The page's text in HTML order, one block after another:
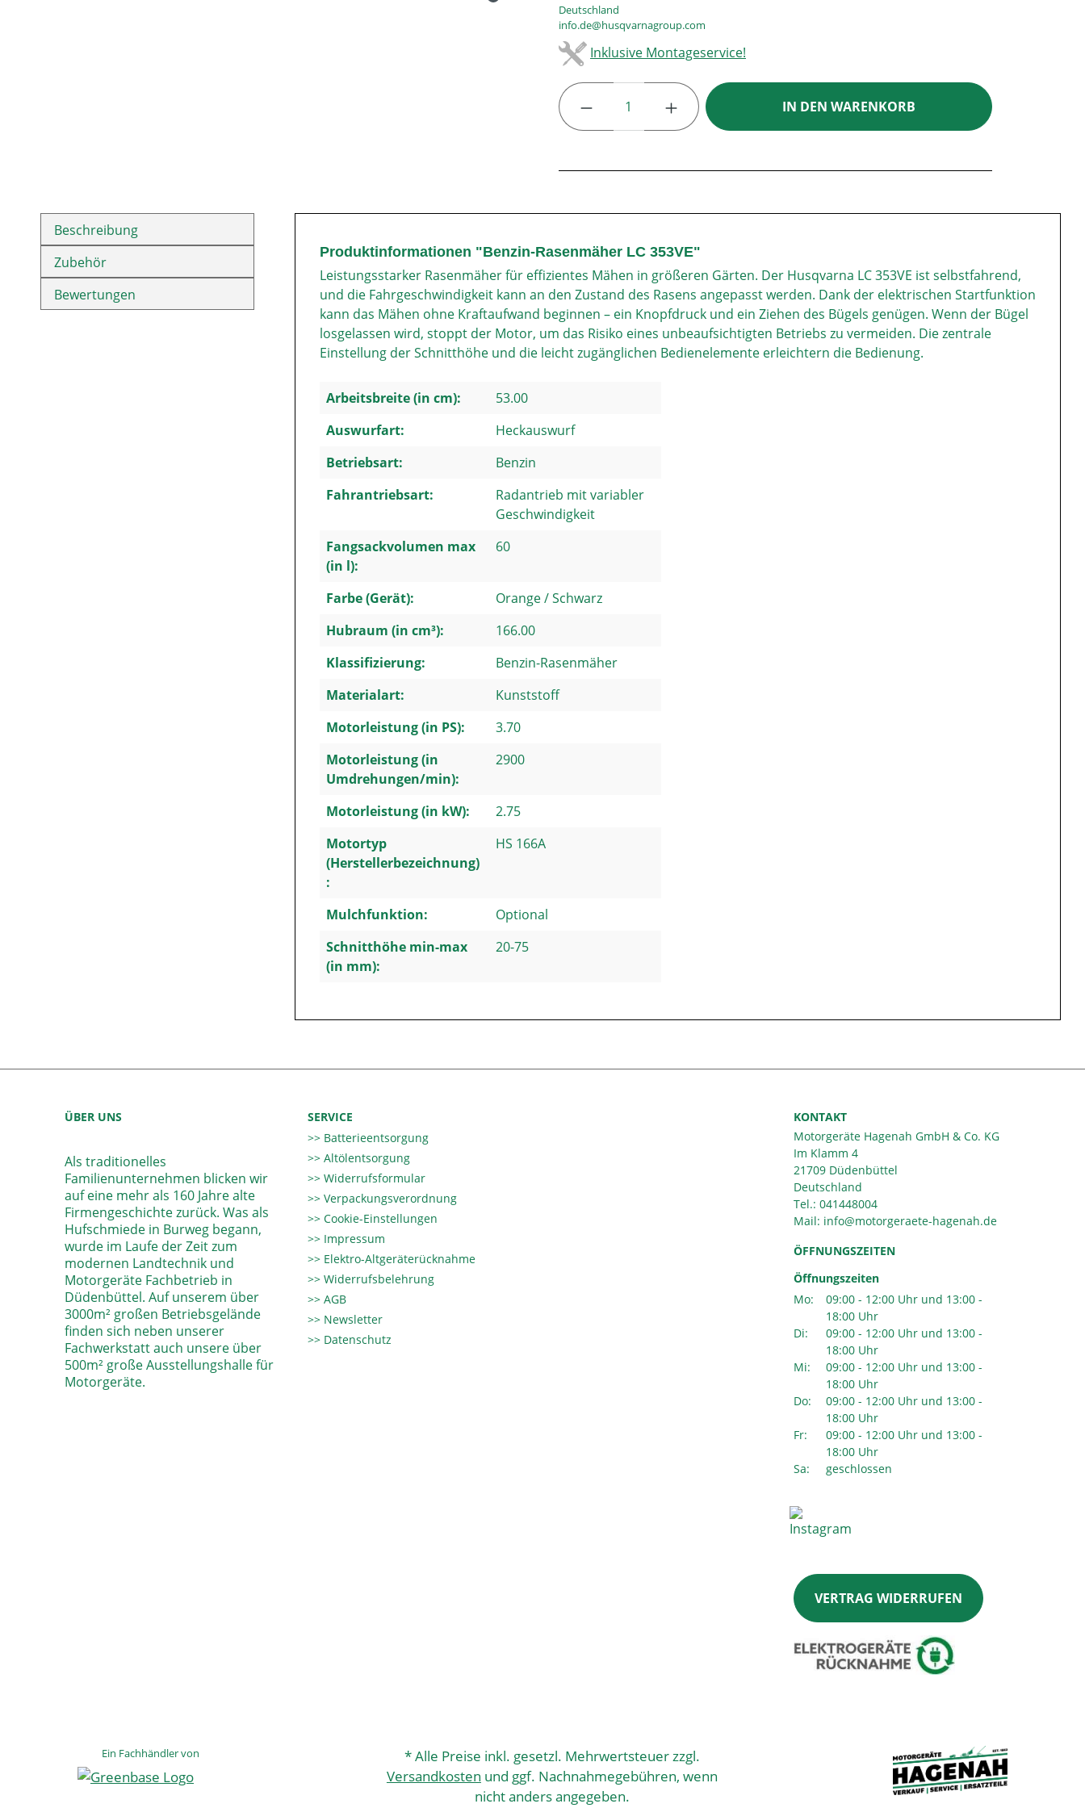
Deutschland
info.de@husqvarnagroup.com
Inklusive Montageservice!
Produkt Anzahl: Gib den gewünschten Wert ein oder
IN DEN WARENKORB
Beschreibung
Zubehör
Bewertungen
Produktinformationen "Benzin-Rasenmäher LC 353VE"
Leistungsstarker Rasenmäher für effizientes Mähen in größeren Gärten. Der Husqvarna LC 353VE ist selbstfahrend,
und die Fahrgeschwindigkeit kann an den Zustand des Rasens angepasst werden. Dank der elektrischen Startfunktion
kann das Mähen ohne Kraftaufwand beginnen – ein Knopfdruck und ein Ziehen des Bügels genügen. Wenn der Bügel
losgelassen wird, stoppt der Motor, um das Risiko eines unbeaufsichtigten Betriebs zu vermeiden. Die zentrale
Einstellung der Schnitthöhe und die leicht zugänglichen Bedienelemente erleichtern die Bedienung.
Arbeitsbreite (in cm):
53.00
Auswurfart:
Heckauswurf
Betriebsart:
Benzin
Fahrantriebsart:
Radantrieb mit variabler
Geschwindigkeit
Fangsackvolumen max
(in l):
60
Farbe (Gerät):
Orange / Schwarz
Hubraum (in cm³):
166.00
Klassifizierung:
Benzin-Rasenmäher
Materialart:
Kunststoff
Motorleistung (in PS):
3.70
Motorleistung (in
Umdrehungen/min):
2900
Motorleistung (in kW):
2.75
Motortyp
(Herstellerbezeichnung)
:
HS 166A
Mulchfunktion:
Optional
Schnitthöhe min-max
(in mm):
20-75
ÜBER UNS
Als traditionelles
Familienunternehmen blicken wir
auf eine mehr als 160 Jahre alte
Firmengeschichte zurück. Was als
Hufschmiede in Burweg begann,
wurde im Laufe der Zeit zum
modernen Landtechnik und
Motorgeräte Fachbetrieb in
Düdenbüttel. Auf unserem über
3000m² großen Betriebsgelände
finden sich neben unserer
Fachwerkstatt auch unsere über
500m² große Ausstellungshalle für
Motorgeräte.
SERVICE
Batterieentsorgung
Altölentsorgung
Widerrufsformular
Verpackungsverordnung
Cookie-Einstellungen
Impressum
Elektro-Altgeräterücknahme
Widerrufsbelehrung
AGB
Newsletter
Datenschutz
KONTAKT
Motorgeräte Hagenah GmbH & Co. KG
Im Klamm 4
21709 Düdenbüttel
Deutschland
Tel.: 041448004
Mail:
ÖFFNUNGSZEITEN
Öffnungszeiten
Mo:
09:00 - 12:00 Uhr und 13:00 -
18:00 Uhr
Di:
09:00 - 12:00 Uhr und 13:00 -
18:00 Uhr
Mi:
09:00 - 12:00 Uhr und 13:00 -
18:00 Uhr
Do:
09:00 - 12:00 Uhr und 13:00 -
18:00 Uhr
Fr:
09:00 - 12:00 Uhr und 13:00 -
18:00 Uhr
Sa:
geschlossen
VERTRAG WIDERRUFEN
Ein Fachhändler von
* Alle Preise inkl. gesetzl. Mehrwertsteuer zzgl.
Versandkosten und ggf. Nachnahmegebühren, wenn
nicht anders angegeben.